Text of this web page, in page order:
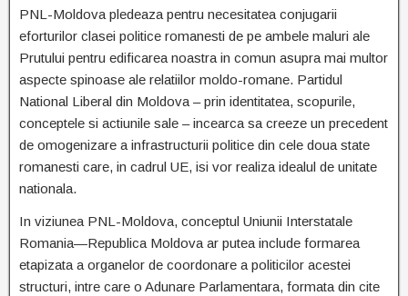
PNL-Moldova pledeaza pentru necesitatea conjugarii
eforturilor clasei politice romanesti de pe ambele maluri ale
Prutului pentru edificarea noastra in comun asupra mai multor
aspecte spinoase ale relatiilor moldo-romane. Partidul
National Liberal din Moldova – prin identitatea, scopurile,
conceptele si actiunile sale – incearca sa creeze un precedent
de omogenizare a infrastructurii politice din cele doua state
romanesti care, in cadrul UE, isi vor realiza idealul de unitate
nationala.
In viziunea PNL-Moldova, conceptul Uniunii Interstatale
Romania—Republica Moldova ar putea include formarea
etapizata a organelor de coordonare a politicilor acestei
structuri, intre care o Adunare Parlamentara, formata din cite